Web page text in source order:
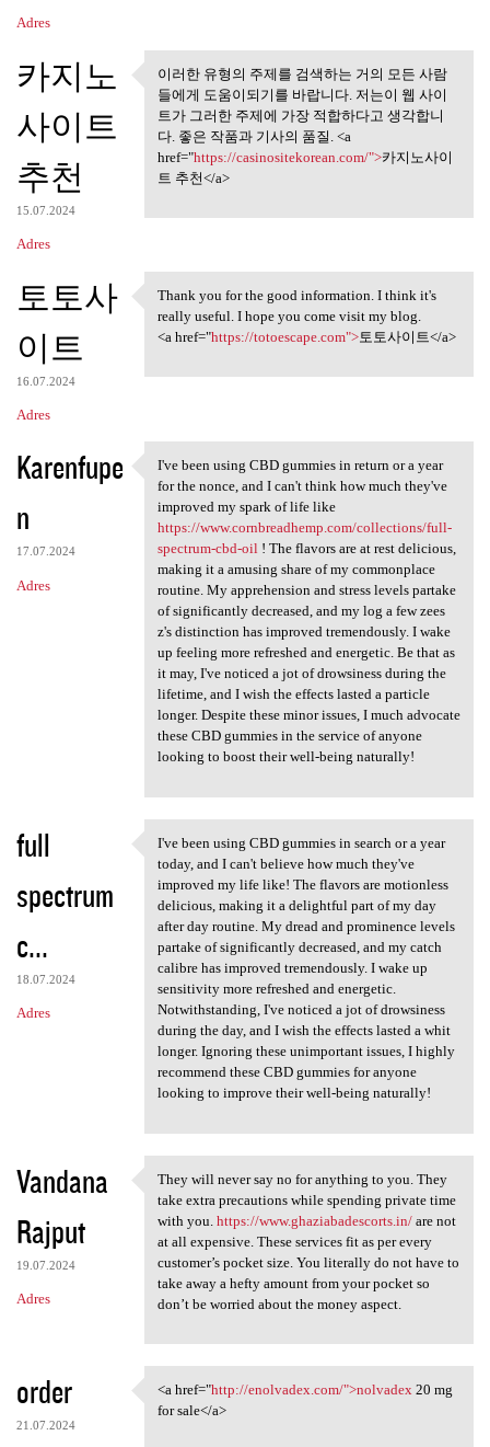
Adres
카지노
사이트
추천
15.07.2024
Adres
이러한 유형의 주제를 검색하는
거의 모든 사람들에게
이러한 유형의 주제를 검색하는 거의 모든 사람
들에게 도움이되기를 바랍니다. 저는이 웹 사이
트가 그러한 주제에 가장 적합하다고 생각합니
다. 좋은 작품과 기사의 품질. <a
href="https://casinositekorean.com/">카지노사이
트 추천</a>
토토사
이트
16.07.2024
Adres
Thank you for the good
Thank you for the good information. I think it's
really useful. I hope you come visit my blog.
<a href="https://totoescape.com">토토사이트</a>
Karenfupe
n
17.07.2024
Adres
I've been using CBD gummies
I've been using CBD gummies in return or a year
for the nonce, and I can't think how much they've
improved my spark of life like
https://www.cornbreadhemp.com/collections/full-
spectrum-cbd-oil! The flavors are at rest delicious,
making it a amusing share of my commonplace
routine. My apprehension and stress levels partake
of significantly decreased, and my log a few zees
z's distinction has improved tremendously. I wake
up feeling more refreshed and energetic. Be that as
it may, I've noticed a jot of drowsiness during the
lifetime, and I wish the effects lasted a particle
longer. Despite these minor issues, I much advocate
these CBD gummies in the service of anyone
looking to boost their well-being naturally!
full
spectrum
c...
18.07.2024
Adres
I've been using CBD gummies
I've been using CBD gummies in search or a year
today, and I can't believe how much they've
improved my life like! The flavors are motionless
delicious, making it a delightful part of my day
after day routine. My dread and prominence levels
partake of significantly decreased, and my catch
calibre has improved tremendously. I wake up
sensitivity more refreshed and energetic.
Notwithstanding, I've noticed a jot of drowsiness
during the day, and I wish the effects lasted a whit
longer. Ignoring these unimportant issues, I highly
recommend these CBD gummies for anyone
looking to improve their well-being naturally!
Vandana
Rajput
19.07.2024
Adres
They will never say no for
They will never say no for anything to you. They
take extra precautions while spending private time
with you. https://www.ghaziabadescorts.in/are not
at all expensive. These services fit as per every
customer’s pocket size. You literally do not have to
take away a hefty amount from your pocket so
don’t be worried about the money aspect.
order
21.07.2024
<a href="http://enolvadex.com
<a href="http://enolvadex.com/">nolvadex20 mg
for sale</a>